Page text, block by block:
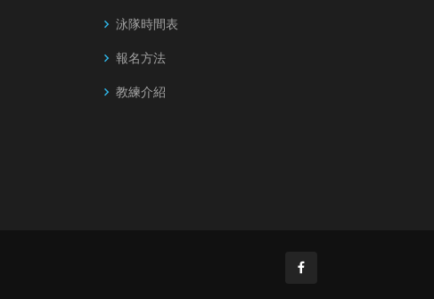
泳隊時間表
報名方法
教練介紹